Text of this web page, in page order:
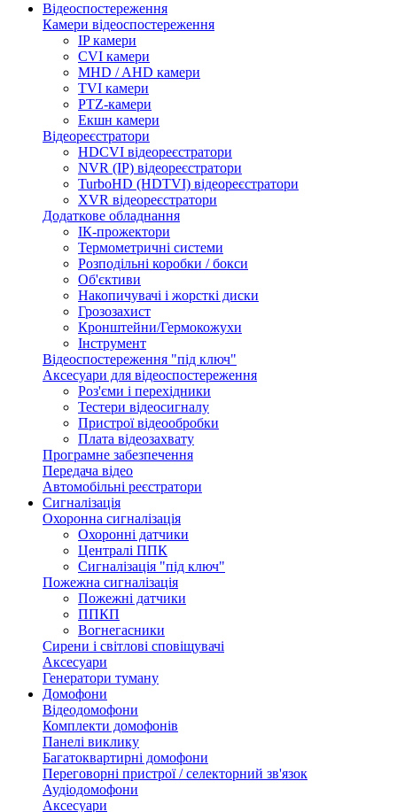
Відеоспостереження
Камери відеоспостереження
IP камери
CVI камери
MHD / AHD камери
TVI камери
PTZ-камери
Екшн камери
Відеореєстратори
HDCVI відеореєстратори
NVR (IP) відеореєстратори
TurboHD (HDTVI) відеореєстратори
XVR відеореєстратори
Додаткове обладнання
ІК-прожектори
Термометричні системи
Розподільні коробки / бокси
Об'єктиви
Накопичувачі і жорсткі диски
Грозозахист
Кронштейни/Гермокожухи
Інструмент
Відеоспостереження "під ключ"
Аксесуари для відеоспостереження
Роз'єми і перехідники
Тестери відеосигналу
Пристрої відеообробки
Плата відеозахвату
Програмне забезпечення
Передача відео
Автомобільні реєстратори
Сигналізація
Охоронна сигналізація
Охоронні датчики
Централі ППК
Сигналізація "під ключ"
Пожежна сигналізація
Пожежні датчики
ППКП
Вогнегасники
Сирени і світлові сповіщувачі
Аксесуари
Генератори туману
Домофони
Відеодомофони
Комплекти домофонів
Панелі виклику
Багатоквартирні домофони
Переговорні пристрої / селекторний зв'язок
Аудіодомофони
Аксесуари